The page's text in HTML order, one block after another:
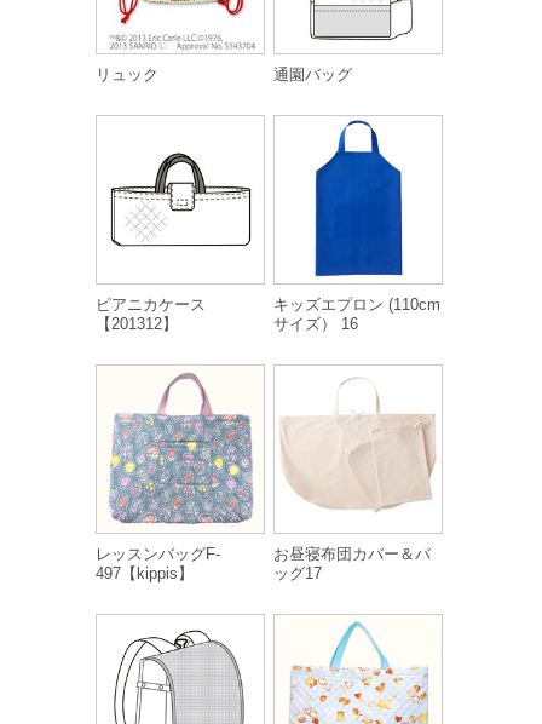
リュック 通園バッグ
ピアニカケース
【201312】
キッズエプロン (110cm
サイズ） 16
レッスンバッグF-
497【kippis】
お昼寝布団カバー＆バ
ッグ17